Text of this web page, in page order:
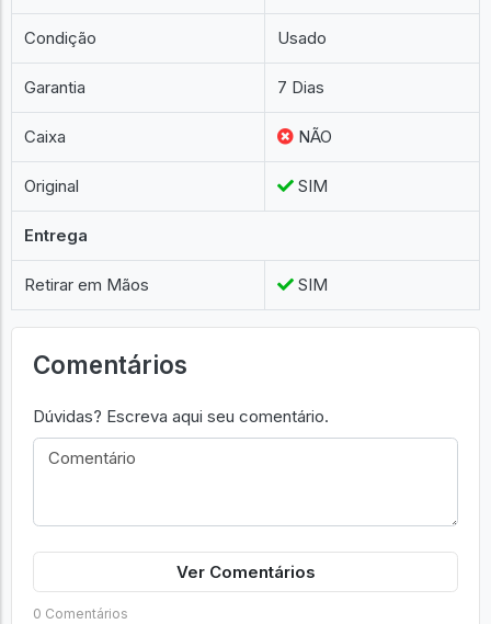
Condição Usado
Garantia 7 Dias
Caixa NÃO
Original SIM
Entrega
Retirar em Mãos SIM
Comentários
Dúvidas? Escreva aqui seu comentário.
Ver Comentários
0 Comentários